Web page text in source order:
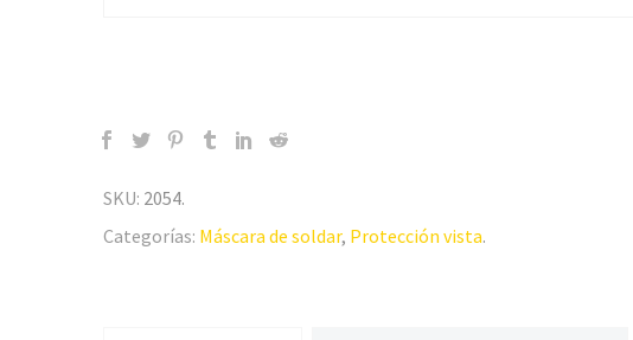
SKU: 2054.
Categorías: Máscara de soldar, Protección vista.